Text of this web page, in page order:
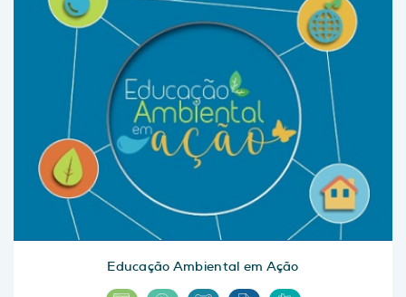
Educação Ambiental em Ação